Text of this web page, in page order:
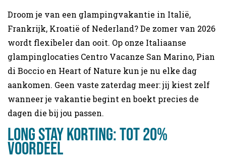
Droom je van een glampingvakantie in Italië,
Frankrijk, Kroatië of Nederland? De zomer van 2026
wordt flexibeler dan ooit. Op onze Italiaanse
glampinglocaties Centro Vacanze San Marino, Pian
di Boccio en Heart of Nature kun je nu elke dag
aankomen. Geen vaste zaterdag meer: jij kiest zelf
wanneer je vakantie begint en boekt precies de
dagen die bij jou passen.
Long stay korting: tot 20%
voordeel